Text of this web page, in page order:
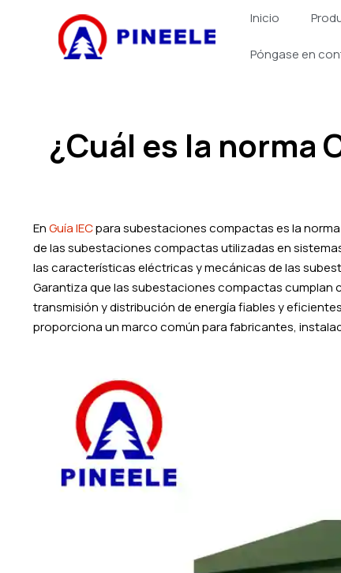
Inicio
Póngase en
¿Cuál es la norma
EnGuía IECpara subestaciones compactas es la
de las subestaciones compactas utilizadas en
las características eléctricas y mecánicas de las
Garantiza que las subestaciones compactas
transmisión y distribución de energía fiables y
proporciona un marco común para fabricantes,